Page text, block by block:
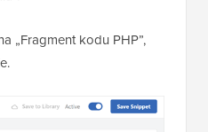
„Fragment kodu PHP”,